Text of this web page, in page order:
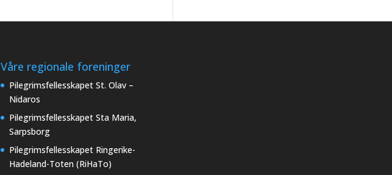
Våre regionale foreninger
Pilegrimsfellesskapet St. Olav –
Nidaros
Pilegrimsfellesskapet Sta Maria,
Sarpsborg
Pilegrimsfellesskapet Ringerike-
Hadeland-Toten (RiHaTo)